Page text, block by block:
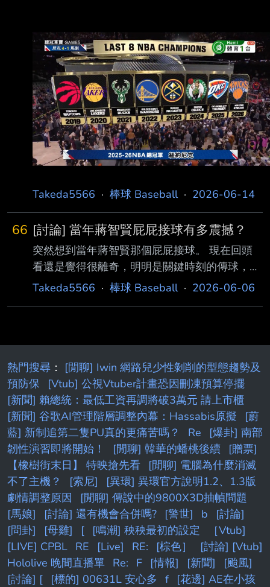
Takeda5566 · 棒球 Baseball· 2026-06-14
66 [討論] 當年蔣智賢屁屁接球有多震撼？
突然想到當年蔣智賢那個屁屁接球。 現在回頭
看還是覺得很離奇，明明是關鍵時刻的傳球，
結果最後用大家都沒想到的方式改變局勢。 想
my iPhone 17 Pro --
Takeda5566 · 棒球 Baseball· 2026-06-06
熱門搜尋 ： [閒聊] Iwin 網路兒少性剝削的型態趨勢及
預防保
[Vtub] 公視Vtuber計畫恐因刪凍預算停擺
[新聞] 賴總統：最低工資再調將破3萬元 請上市櫃
[新聞] 谷歌AI管理階層調整內幕：Hassabis原擬
[蔚
藍] 新制追第二隻PU真的更痛苦嗎？
Re
[爆卦] 南部
韌性演習即將開始！
[閒聊] 韓華的蟠桃後續
[贈票]
【橡樹街末日】 特映搶先看
[閒聊] 電腦為什麼消滅
不了主機？
[索尼]
[異環] 異環官方說明1.2、1.3版
劇情調整原因
[閒聊] 傳說中的9800X3D抽幀問題
[馬娘]
[討論] 還有機會合併嗎? [警世] b
[討論]
[問卦]
[母雞] [ [鳴潮] 秧秧最初的設定
［Vtub]
[LIVE] CPBL RE [Live] RE: [棕色］
[討論] [Vtub]
Hololive 晚間直播單 Re: F [情報] [新聞]
[颱風]
[討論] [
[標的] 00631L 安心多 f
[花邊] AE在小孩